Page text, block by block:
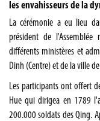
les envahisseurs de la
La cérémonie a eu lieu
président de
différents ministères et
Dinh (Centre) et de la ville
Les participants ont offert
Hue qui dirigea en 1789
200.000 soldats des Qing.